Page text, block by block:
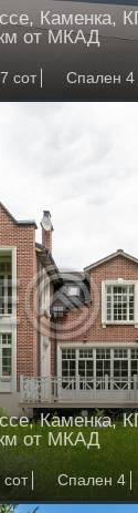
Каменка,
от МКАД
сот Спален 4
Каменка,
от МКАД
Спален 4